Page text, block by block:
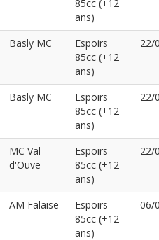
85cc (+12
ans)
Basly MC
Espoirs
85cc (+12
ans)
22/
Basly MC
Espoirs
85cc (+12
ans)
22/
MC Val
d'Ouve
Espoirs
85cc (+12
ans)
22/
AM Falaise
Espoirs
85cc (+12
ans)
06/